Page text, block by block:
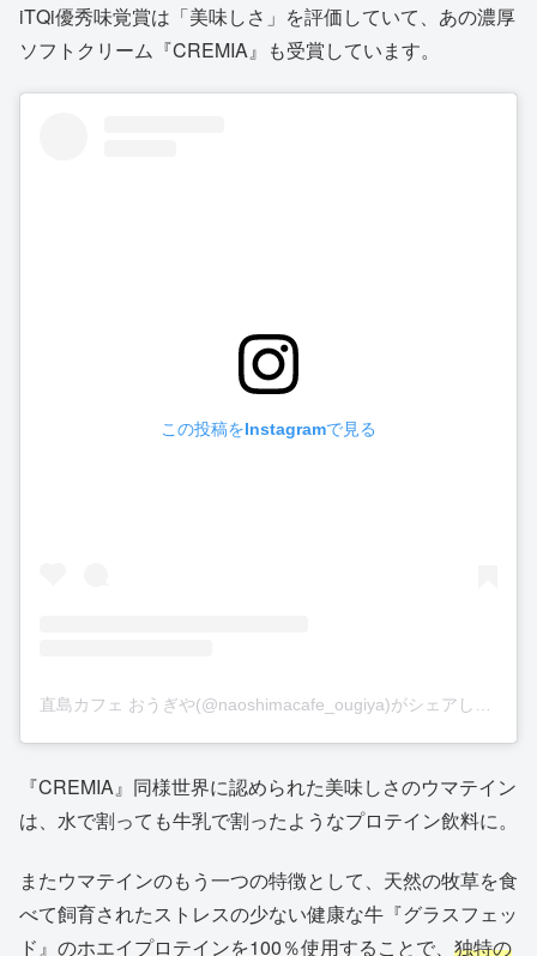
iTQi優秀味覚賞は「美味しさ」を評価していて、あの濃厚
ソフトクリーム『CREMIA』も受賞しています。
この投稿をInstagramで見る
直島カフェ おうぎや(@naoshimacafe_ougiya)がシェアした投稿
『CREMIA』同様世界に認められた美味しさのウマテイン
は、水で割っても牛乳で割ったようなプロテイン飲料に。
またウマテインのもう一つの特徴として、天然の牧草を食
べて飼育されたストレスの少ない健康な牛『グラスフェッ
ド』のホエイプロテインを100％使用することで、 独特の